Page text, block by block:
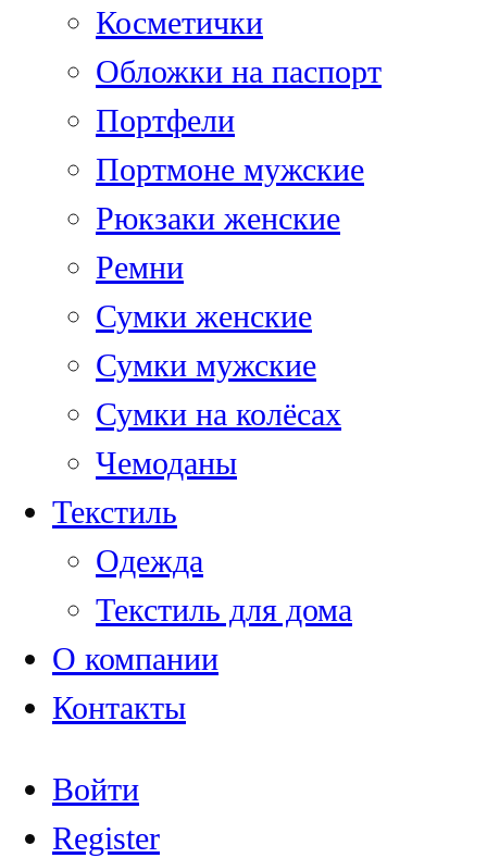
Косметички
Обложки на паспорт
Портфели
Портмоне мужские
Рюкзаки женские
Ремни
Сумки женские
Сумки мужские
Сумки на колёсах
Чемоданы
Текстиль
Одежда
Текстиль для дома
О компании
Контакты
Войти
Register